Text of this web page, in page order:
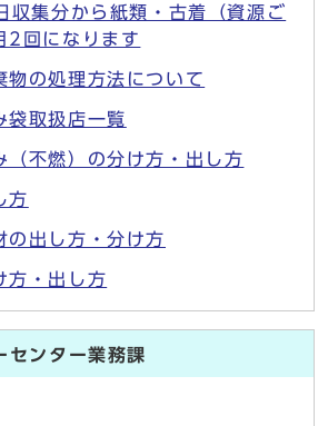
集分から紙類・古着（資源ご
2回になります
物の処理方法について
袋取扱店一覧
（不燃）の分け方・出し方
方
の出し方・分け方
方・出し方
センター業務課